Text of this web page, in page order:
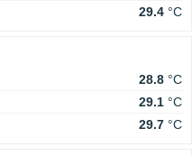
29.4 °C
28.8 °C
29.1 °C
29.7 °C